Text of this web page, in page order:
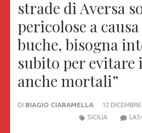
strade di Aversa
pericolose a
buche, bisogna
subito per evitare
anche mortali”
DI BIAGIO CIARAMELLA
12
SICILIA